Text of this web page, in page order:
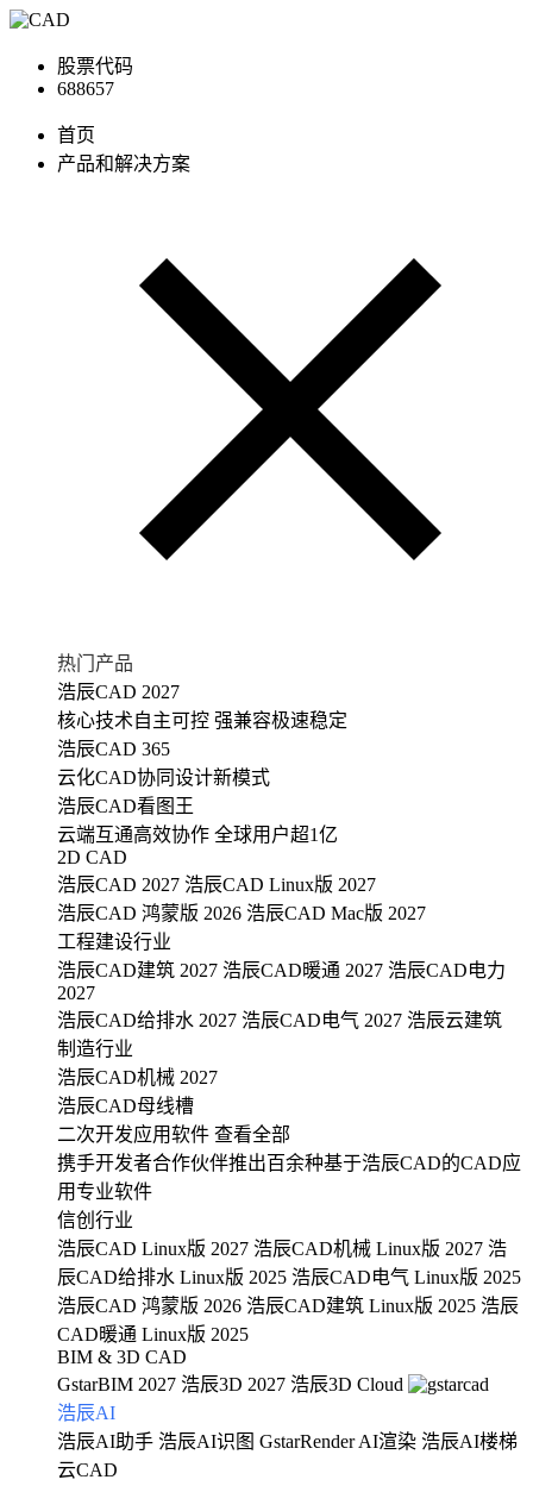
股票代码
688657
首页
产品和解决方案
热门产品
浩辰CAD 2027
核心技术自主可控 强兼容极速稳定
浩辰CAD 365
云化CAD协同设计新模式
浩辰CAD看图王
云端互通高效协作 全球用户超1亿
2D CAD
浩辰CAD 2027 浩辰CAD Linux版 2027
浩辰CAD 鸿蒙版 2026 浩辰CAD Mac版 2027
工程建设行业
浩辰CAD建筑 2027 浩辰CAD暖通 2027 浩辰CAD电力
2027
浩辰CAD给排水 2027 浩辰CAD电气 2027 浩辰云建筑
制造行业
浩辰CAD机械 2027
浩辰CAD母线槽
二次开发应用软件 查看全部
携手开发者合作伙伴推出百余种基于浩辰CAD的CAD应
用专业软件
信创行业
浩辰CAD Linux版 2027 浩辰CAD机械 Linux版 2027 浩
辰CAD给排水 Linux版 2025 浩辰CAD电气 Linux版 2025
浩辰CAD 鸿蒙版 2026 浩辰CAD建筑 Linux版 2025 浩辰
CAD暖通 Linux版 2025
BIM & 3D CAD
GstarBIM 2027 浩辰3D 2027 浩辰3D Cloud
浩辰AI
浩辰AI助手 浩辰AI识图 GstarRender AI渲染 浩辰AI楼梯
云CAD